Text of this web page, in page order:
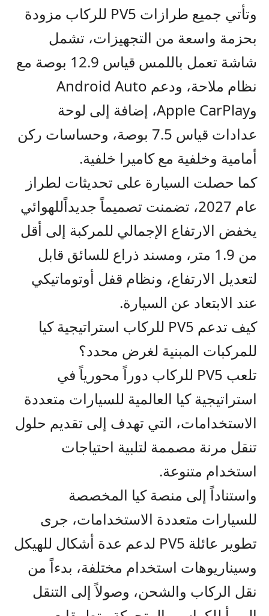
وتأتي جميع طرازات PV5 للركاب مزودة
بحزمة واسعة من التجهيزات، تشمل
شاشة تعمل باللمس قياس 12.9 بوصة مع
نظام ملاحة، ودعم Android Auto
وApple CarPlay، إضافة إلى لوحة
عدادات قياس 7.5 بوصة، وحساسات ركن
أمامية وخلفية مع كاميرا خلفية.
كما حصلت السيارة على تحديثات لطراز
عام 2027، تضمنت تصميم
اًجديداًللهوائي
يخفض الارتفاع الإجمالي للمركبة إلى أقل
من 1.9 متر،
ومسند ذراع للسائق قابل
لتعديل الارتفاع، ونظام قفل أوتوماتيكي
عند الابتعاد عن السيارة.
كيف تدعم PV5 للركاب استراتيجية كيا
للمركبات المبنية لغرض محدد؟
تلعب PV5 للركاب دور اًمحورياًفي
استراتيجية كيا العالمية للسيارات متعددة
الاستخدامات، التي تهدف إلى تقديم حلول
تنقل مرنة مصممة لتلبية احتياجات
استخدام متنوعة.
واستناداً إلى منصة كيا المخصصة
للسيارات متعددة الاستخدامات، جرى
تطوير عائلة PV5 لدعم عدة أشكال للهيكل
وسيناريوهات استخدام مختلفة، بدءاًمن
نقل الركاب والشحن، وصولإلى التنقل